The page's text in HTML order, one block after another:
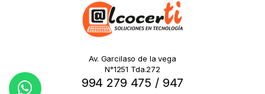
Av. Garcilaso de la vega
N°1251 Tda.272
994 279 475 / 947